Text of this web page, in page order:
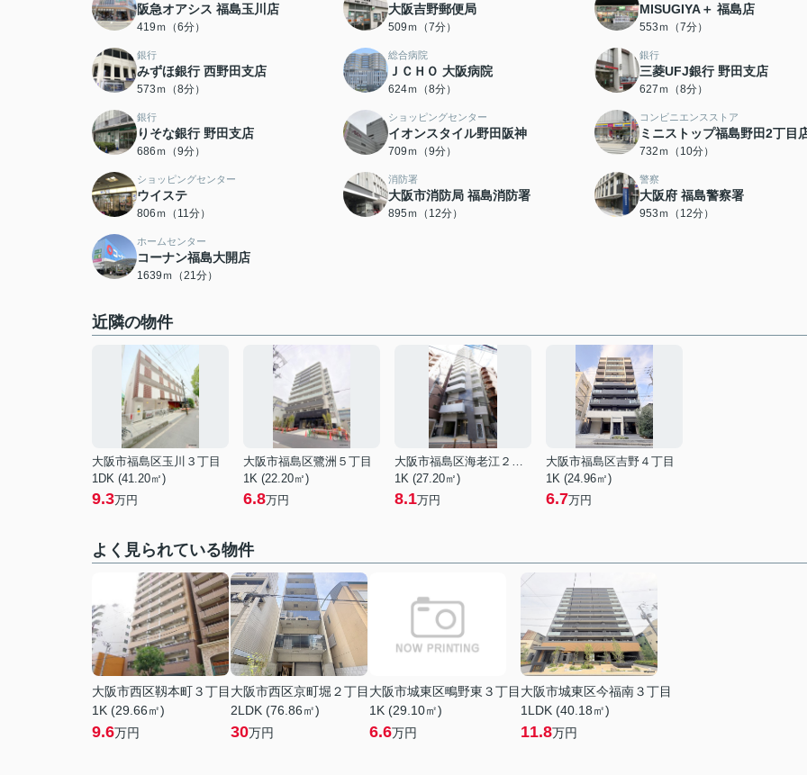
阪急オアシス 福島玉川店
419ｍ（6分）
大阪吉野郵便局
509ｍ（7分）
MISUGIYA＋ 福島店
553ｍ（7分）
銀行
みずほ銀行 西野田支店
573ｍ（8分）
総合病院
ＪＣＨＯ 大阪病院
624ｍ（8分）
銀行
三菱UFJ銀行 野田支店
627ｍ（8分）
銀行
りそな銀行 野田支店
686ｍ（9分）
ショッピングセンター
イオンスタイル野田阪神
709ｍ（9分）
コンビニエンスストア
ミニストップ福島野田2丁目
732ｍ（10分）
ショッピングセンター
ウイステ
806ｍ（11分）
消防署
大阪市消防局 福島消防署
895ｍ（12分）
警察
大阪府 福島警察署
953ｍ（12分）
ホームセンター
コーナン福島大開店
1639ｍ（21分）
近隣の物件
大阪市福島区玉川３丁目
1DK (41.20㎡)
9.3万円
大阪市福島区鷺洲５丁目
1K (22.20㎡)
6.8万円
大阪市福島区海老江２丁目
1K (27.20㎡)
8.1万円
大阪市福島区吉野４丁目
1K (24.96㎡)
6.7万円
よく見られている物件
大阪市西区靱本町３丁目
1K (29.66㎡)
9.6万円
大阪市西区京町堀２丁目
2LDK (76.86㎡)
30万円
大阪市城東区鴫野東３丁目
1K (29.10㎡)
6.6万円
大阪市城東区今福南３丁目
1LDK (40.18㎡)
11.8万円